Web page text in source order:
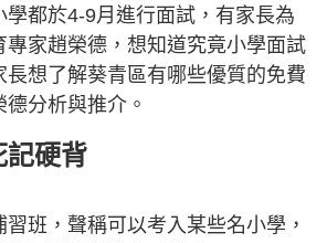
學都於4-9月進行面試，有家長為
專家趙榮德，想知道究竟小學面試
長想了解葵青區有哪些優質的免費
分析與推介。
記硬背
班，聲稱可以考入某些名小學，